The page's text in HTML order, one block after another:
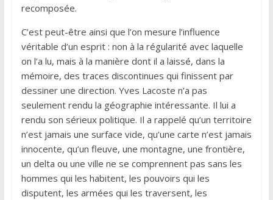
recomposée.
C’est peut-être ainsi que l’on mesure l’influence
véritable d’un esprit : non à la régularité avec laquelle
on l’a lu, mais à la manière dont il a laissé, dans la
mémoire, des traces discontinues qui finissent par
dessiner une direction. Yves Lacoste n’a pas
seulement rendu la géographie intéressante. Il lui a
rendu son sérieux politique. Il a rappelé qu’un territoire
n’est jamais une surface vide, qu’une carte n’est jamais
innocente, qu’un fleuve, une montagne, une frontière,
un delta ou une ville ne se comprennent pas sans les
hommes qui les habitent, les pouvoirs qui les
disputent, les armées qui les traversent, les